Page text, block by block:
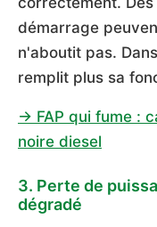
démarrage
n'aboutit pas.
remplit plus sa
→ FAP qui fume :
noire diesel
3. Perte de
dégradé